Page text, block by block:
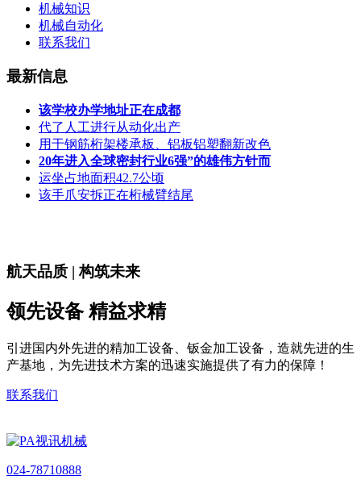
机械知识
机械自动化
联系我们
最新信息
该学校办学地址正在成都
代了人工进行从动化出产
用于钢筋桁架楼承板、铝板铝塑翻新改色
20年进入全球密封行业6强”的雄伟方针而
运坐占地面积42.7公顷
该手爪安拆正在桁械臂结尾
航天品质 | 构筑未来
领先设备 精益求精
引进国内外先进的精加工设备、钣金加工设备，造就先进的生
产基地，为先进技术方案的迅速实施提供了有力的保障！
联系我们
024-78710888